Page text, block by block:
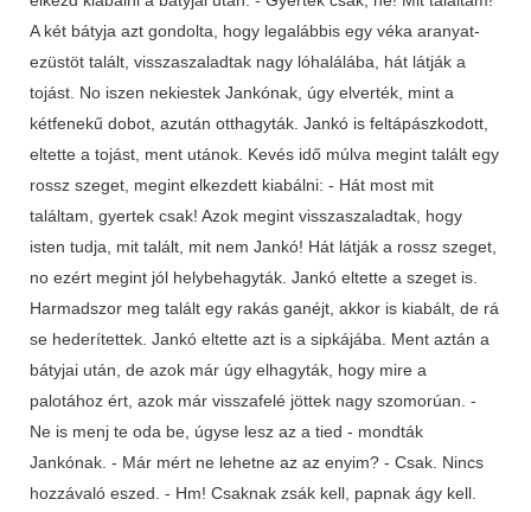
A két bátyja azt gondolta, hogy legalábbis egy véka aranyat-
ezüstöt talált, visszaszaladtak nagy lóhalálába, hát látják a
tojást. No iszen nekiestek Jankónak, úgy elverték, mint a
kétfenekű dobot, azután otthagyták. Jankó is feltápászkodott,
eltette a tojást, ment utánok. Kevés idő múlva megint talált egy
rossz szeget, megint elkezdett kiabálni: - Hát most mit
találtam, gyertek csak! Azok megint visszaszaladtak, hogy
isten tudja, mit talált, mit nem Jankó! Hát látják a rossz szeget,
no ezért megint jól helybehagyták. Jankó eltette a szeget is.
Harmadszor meg talált egy rakás ganéjt, akkor is kiabált, de rá
se hederítettek. Jankó eltette azt is a sipkájába. Ment aztán a
bátyjai után, de azok már úgy elhagyták, hogy mire a
palotához ért, azok már visszafelé jöttek nagy szomorúan. -
Ne is menj te oda be, úgyse lesz az a tied - mondták
Jankónak. - Már mért ne lehetne az az enyim? - Csak. Nincs
hozzávaló eszed. - Hm! Csaknak zsák kell, papnak ágy kell.